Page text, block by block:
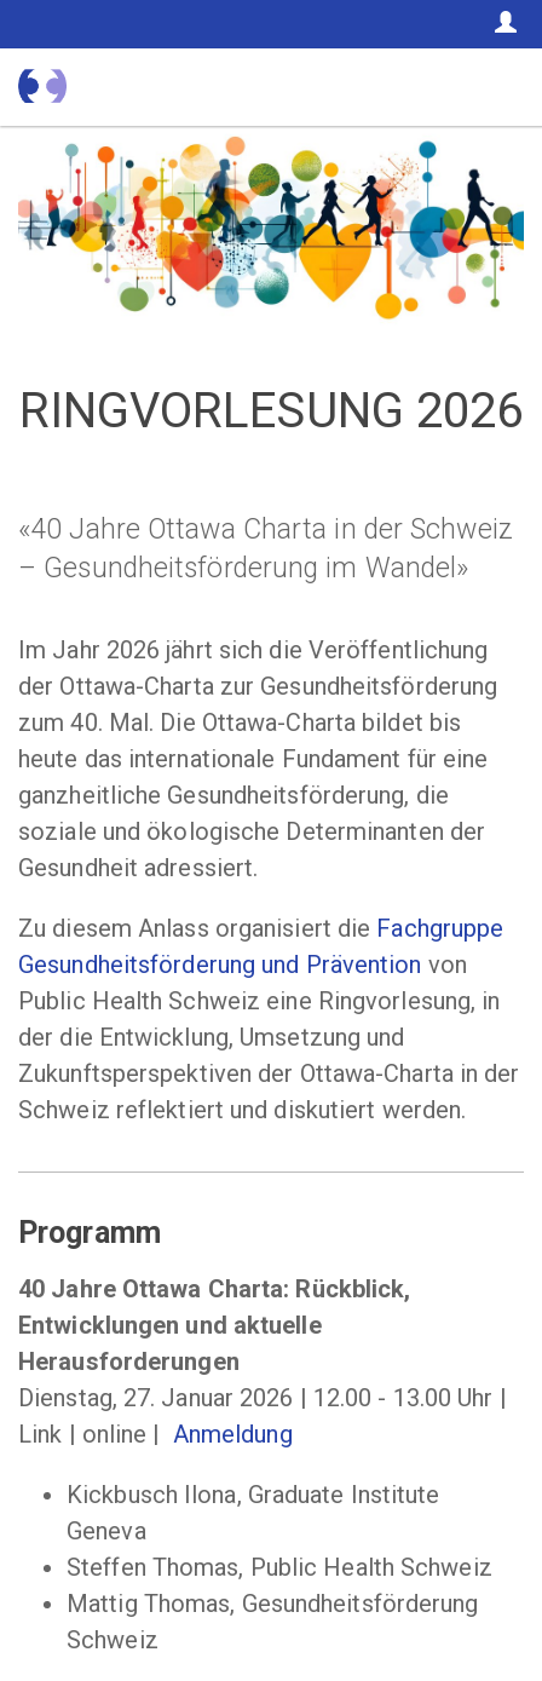
RINGVORLESUNG 2026
«40 Jahre Ottawa Charta in der Schweiz
– Gesundheitsförderung im Wandel»
Im Jahr 2026 jährt sich die Veröffentlichung
der Ottawa-Charta zur Gesundheitsförderung
zum 40. Mal. Die Ottawa-Charta bildet bis
heute das internationale Fundament für eine
ganzheitliche Gesundheitsförderung, die
soziale und ökologische Determinanten der
Gesundheit adressiert.
Zu diesem Anlass organisiert die Fachgruppe
Gesundheitsförderung und Prävention von
Public Health Schweiz eine Ringvorlesung, in
der die Entwicklung, Umsetzung und
Zukunftsperspektiven der Ottawa-Charta in der
Schweiz reflektiert und diskutiert werden.
Programm
40 Jahre Ottawa Charta: Rückblick,
Entwicklungen und aktuelle
Herausforderungen
Dienstag, 27. Januar 2026 | 12.00 - 13.00 Uhr |
Link | online | Anmeldung
Kickbusch Ilona, Graduate Institute
Geneva
Steffen Thomas, Public Health Schweiz
Mattig Thomas, Gesundheitsförderung
Schweiz